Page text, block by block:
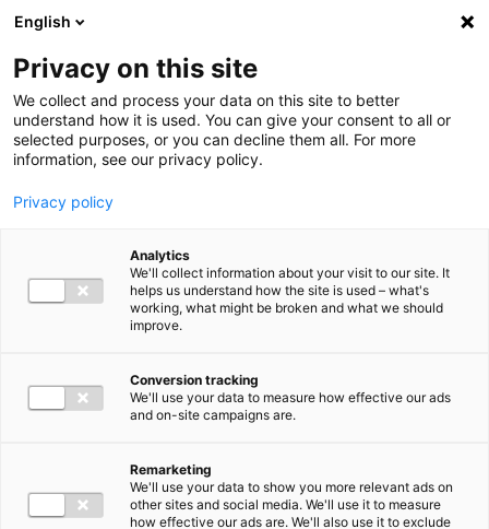
Ga direct naar de inhoud
English
Privacy on this site
We collect and process your data on this site to better
understand how it is used. You can give your consent to all or
selected purposes, or you can decline them all. For more
information, see our privacy policy.
Privacy policy
Analytics
We'll collect information about your visit to our site. It
helps us understand how the site is used – what's
working, what might be broken and what we should
improve.
Conversion tracking
We'll use your data to measure how effective our ads
and on-site campaigns are.
Remarketing
We'll use your data to show you more relevant ads on
other sites and social media. We'll use it to measure
how effective our ads are. We'll also use it to exclude